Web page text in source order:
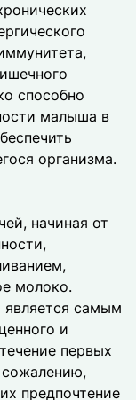
способно
малыша в
организма.
начиная от
молоко.
является самым
и
первых
предпочтение